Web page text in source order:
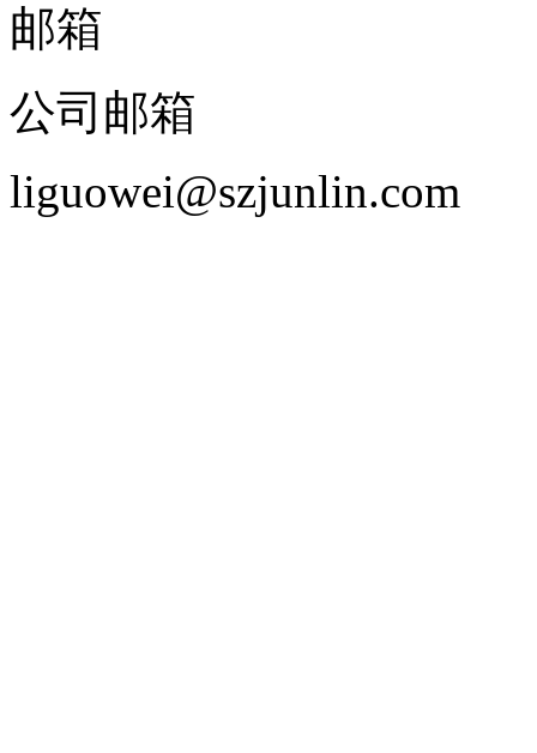
邮箱
公司邮箱
liguowei@szjunlin.com